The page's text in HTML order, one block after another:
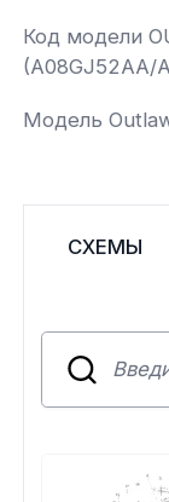
Код модели
(A08GJ52AA/
Модель
СХЕМЫ